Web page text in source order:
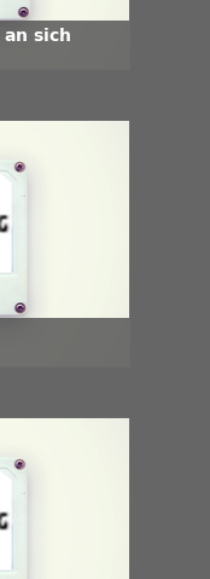
sich